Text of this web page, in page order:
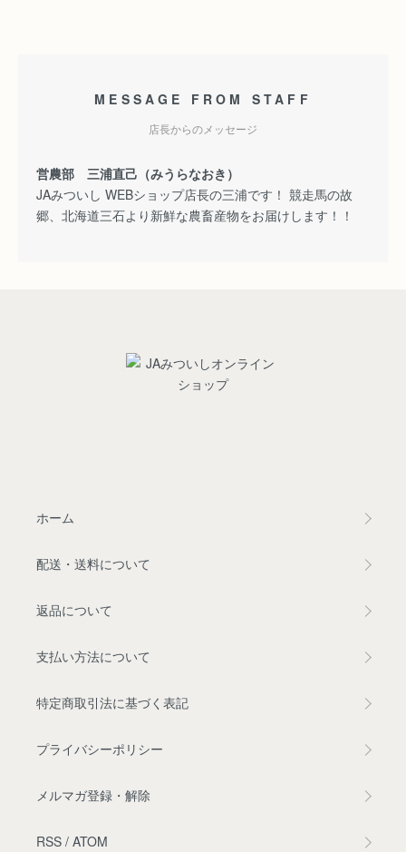
MESSAGE FROM STAFF
店長からのメッセージ
営農部 三浦直己（みうらなおき）
JAみついし WEBショップ店長の三浦です！ 競走馬の故
郷、北海道三石より新鮮な農畜産物をお届けします！！
ホーム
配送・送料について
返品について
支払い方法について
特定商取引法に基づく表記
プライバシーポリシー
メルマガ登録・解除
RSS / ATOM